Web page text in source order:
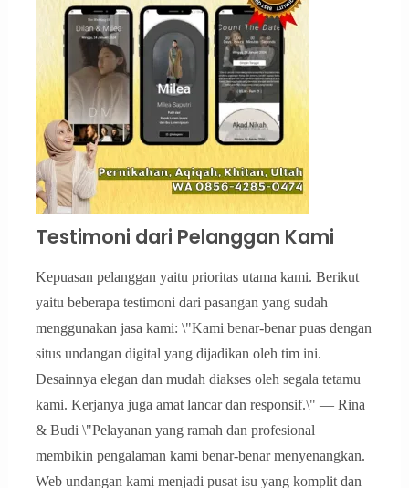
Testimoni dari Pelanggan Kami
Kepuasan pelanggan yaitu prioritas utama kami. Berikut
yaitu beberapa testimoni dari pasangan yang sudah
menggunakan jasa kami: \"Kami benar-benar puas dengan
situs undangan digital yang dijadikan oleh tim ini.
Desainnya elegan dan mudah diakses oleh segala tetamu
kami. Kerjanya juga amat lancar dan responsif.\" — Rina
& Budi \"Pelayanan yang ramah dan profesional
membikin pengalaman kami benar-benar menyenangkan.
Web undangan kami menjadi pusat isu yang komplit dan